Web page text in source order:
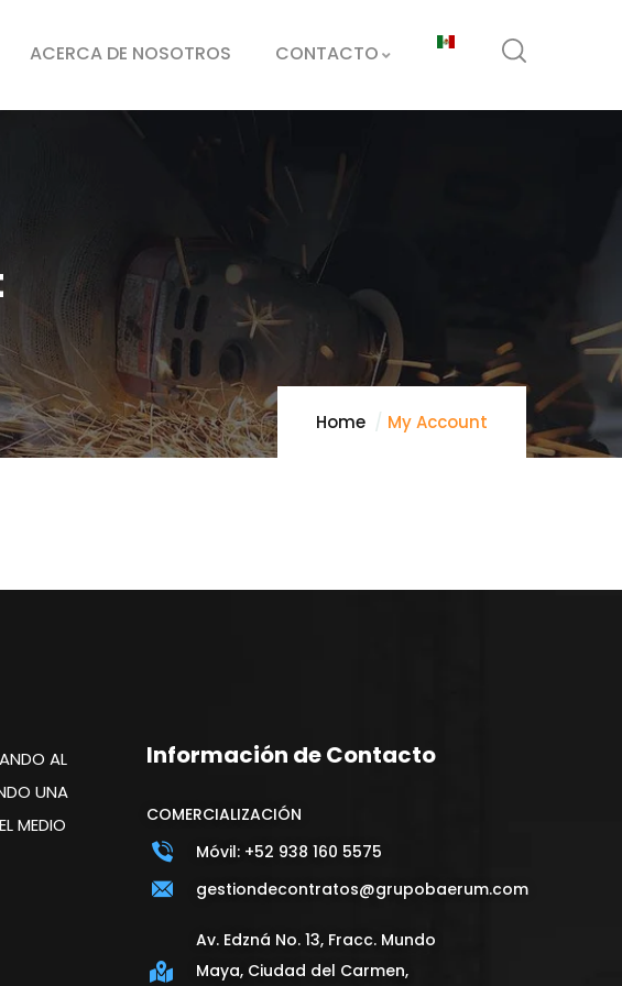
ACERCA DE NOSOTROS CONTACTO
Home My Account
AL
UNA
MEDIO
Información de Contacto
COMERCIALIZACIÓN
Móvil: +52 938 160 5575
gestiondecontratos@grupobaerum.com
Av. Edzná No. 13, Fracc. Mundo
Maya, Ciudad del Carmen,